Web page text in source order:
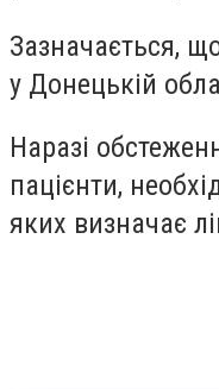
Зазначається,
у Донецькій
Наразі
пацієнти,
яких визначає